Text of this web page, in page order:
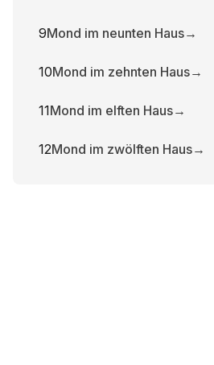
9Mond im neunten Haus→
10Mond im zehnten Haus→
11Mond im elften Haus→
12Mond im zwölften Haus→